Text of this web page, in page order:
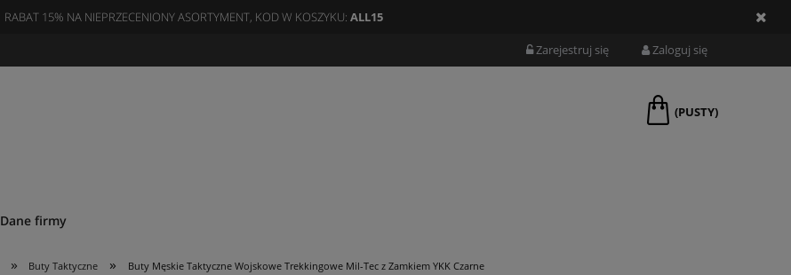
RABAT 15% NA NIEPRZECENIONY ASORTYMENT, KOD W KOSZYKU: ALL15
Zarejestruj się Zaloguj się
(PUSTY)
Dane firmy
» Buty Taktyczne » Buty Męskie Taktyczne Wojskowe Trekkingowe Mil-Tec z Zamkiem YKK Czarne